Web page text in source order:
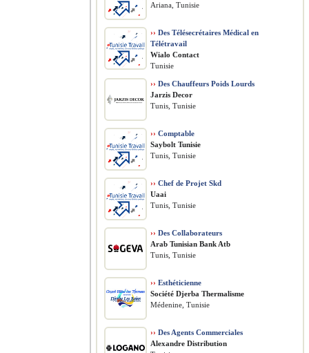
Ariana, Tunisie
›› Des Télésecrétaires Médical en
Télétravail
Wialo Contact
Tunisie
›› Des Chauffeurs Poids Lourds
Jarzis Decor
Tunis, Tunisie
›› Comptable
Saybolt Tunisie
Tunis, Tunisie
›› Chef de Projet Skd
Uaai
Tunis, Tunisie
›› Des Collaborateurs
Arab Tunisian Bank Atb
Tunis, Tunisie
›› Esthéticienne
Société Djerba Thermalisme
Médenine, Tunisie
›› Des Agents Commerciales
Alexandre Distribution